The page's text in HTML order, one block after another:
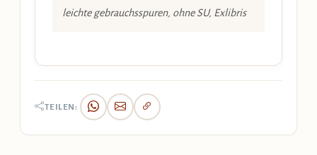
leichte gebrauchsspuren, ohne SU, Exlibris
TEILEN: